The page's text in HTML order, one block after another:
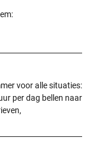
voor alle situaties:
per dag bellen naar